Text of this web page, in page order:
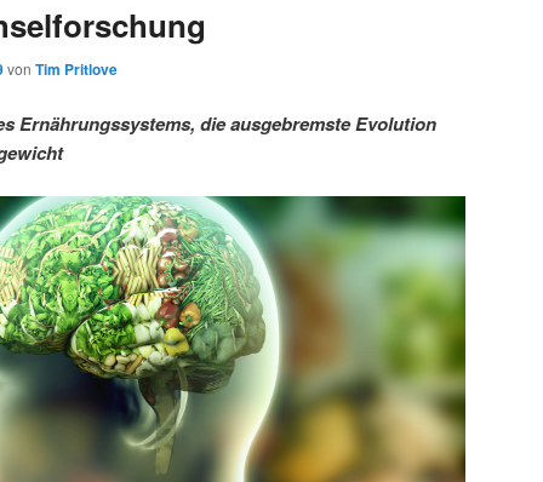
von Tim Pritlove
Ernährungssystems, die ausgebremste Evolution